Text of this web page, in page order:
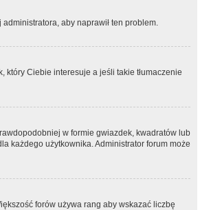
aby naprawił ten problem.
który Ciebie interesuje a jeśli takie tłumaczenie
w formie gwiazdek, kwadratów lub
każdego użytkownika. Administrator forum może
forów używa rang aby wskazać liczbę